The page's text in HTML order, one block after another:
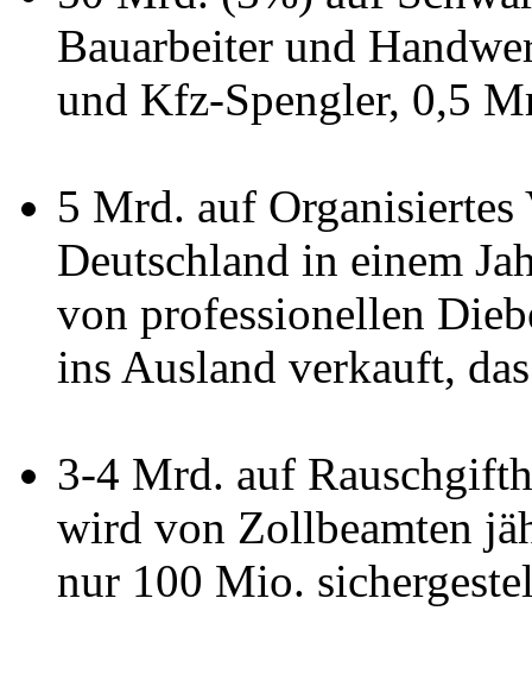
Bauarbeiter und
und Kfz-Spengler, 0,5
5 Mrd. auf Organisiertes
Deutschland in einem
von professionellen
ins Ausland verkauft,
3-4 Mrd. auf
wird von Zollbeamten
nur 100 Mio.